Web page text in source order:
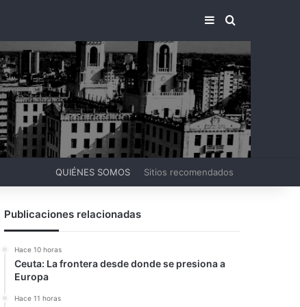
BARRA LATERAL
BUSCAR
QUIÉNES SOMOS Sitios recomendados
Publicaciones relacionadas
Hace 10 horas
Ceuta: La frontera desde donde se presiona a
Europa
Hace 11 horas